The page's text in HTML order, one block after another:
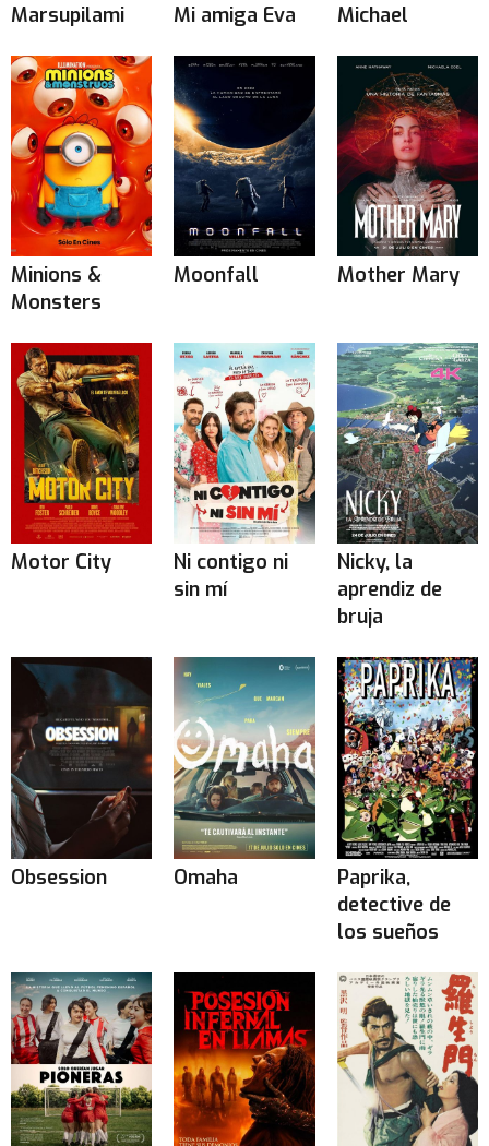
Marsupilami Mi amiga Eva Michael
Minions &
Monsters
Moonfall Mother Mary
Motor City
Ni contigo ni
sin mí
Nicky, la
aprendiz de
bruja
Obsession Omaha
Paprika,
detective de
los sueños